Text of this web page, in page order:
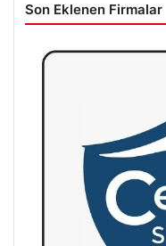
Son Eklenen Firmalar